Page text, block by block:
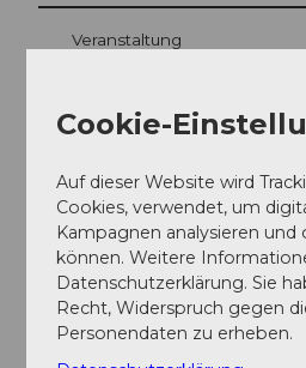
Veranstaltung
Adresse
s'Buffet
Bahnhofplatz 4
Cookie-
Auf dieser Website wird
Cookies, verwendet, um
Kampagnen analysieren
können. Weitere
Datenschutzerklärung. Sie
Recht, Widerspruch gegen
Personendaten zu erheben.